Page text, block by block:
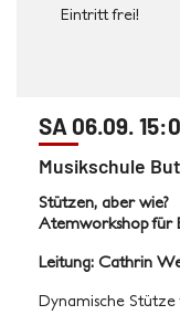
Eintritt frei!
SA 06.09.
Musikschule
Stützen, aber wie?
Atemworkshop für
Leitung: Cathrin
Dynamische